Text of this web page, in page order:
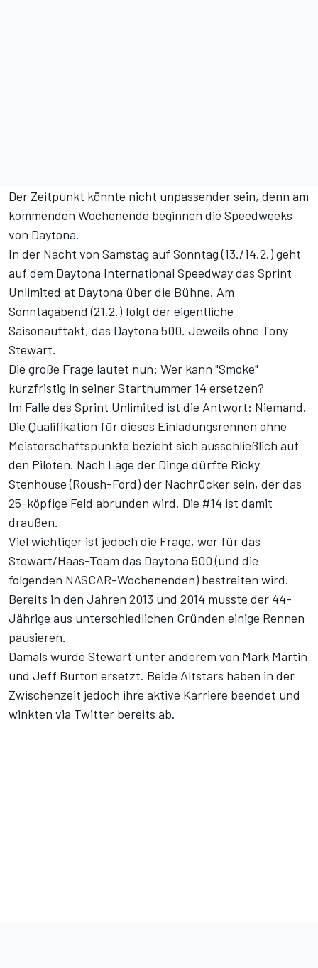
Der Zeitpunkt könnte nicht unpassender sein, denn am
kommenden Wochenende beginnen die Speedweeks
von Daytona.
In der Nacht von Samstag auf Sonntag (13./14.2.) geht
auf dem Daytona International Speedway das Sprint
Unlimited at Daytona über die Bühne. Am
Sonntagabend (21.2.) folgt der eigentliche
Saisonauftakt, das Daytona 500. Jeweils ohne Tony
Stewart.
Die große Frage lautet nun: Wer kann "Smoke"
kurzfristig in seiner Startnummer 14 ersetzen?
Im Falle des Sprint Unlimited ist die Antwort: Niemand.
Die Qualifikation für dieses Einladungsrennen ohne
Meisterschaftspunkte bezieht sich ausschließlich auf
den Piloten. Nach Lage der Dinge dürfte Ricky
Stenhouse (Roush-Ford) der Nachrücker sein, der das
25-köpfige Feld abrunden wird. Die #14 ist damit
draußen.
Viel wichtiger ist jedoch die Frage, wer für das
Stewart/Haas-Team das Daytona 500 (und die
folgenden NASCAR-Wochenenden) bestreiten wird.
Bereits in den Jahren 2013 und 2014 musste der 44-
Jährige aus unterschiedlichen Gründen einige Rennen
pausieren.
Damals wurde Stewart unter anderem von Mark Martin
und Jeff Burton ersetzt. Beide Altstars haben in der
Zwischenzeit jedoch ihre aktive Karriere beendet und
winkten via Twitter bereits ab.